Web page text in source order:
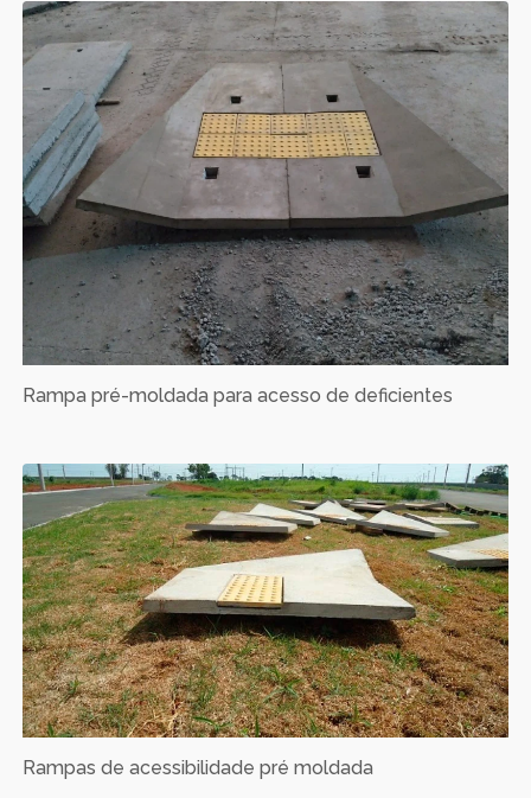
Rampa pré-moldada para acesso de deficientes
Rampas de acessibilidade pré moldada